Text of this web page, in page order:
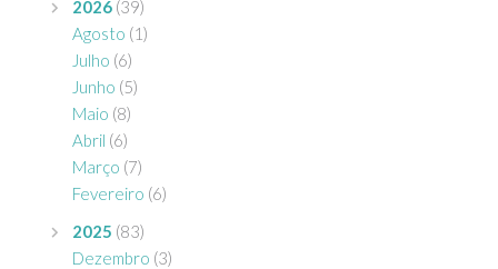
2026 (39)
Agosto (1)
Julho (6)
Junho (5)
Maio (8)
Abril (6)
Março (7)
Fevereiro (6)
2025 (83)
Dezembro (3)